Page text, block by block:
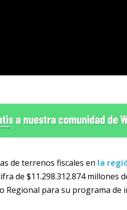
de terrenos fiscales en la
de $11.298.312.874 millones
Regional para su programa de